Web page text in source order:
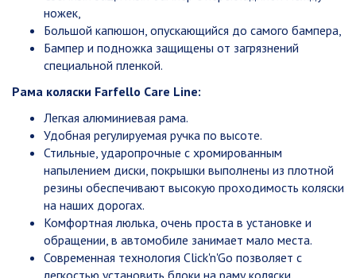
ножек,
Большой капюшон, опускающийся до самого бампера,
Бампер и подножка защищены от загрязнений
специальной пленкой.
Рама коляски Farfello Care Line:
Легкая алюминиевая рама.
Удобная регулируемая ручка по высоте.
Стильные, ударопрочные с хромированным
напылением диски, покрышки выполнены из плотной
резины обеспечивают высокую проходимость коляски
на наших дорогах.
Комфортная люлька, очень проста в установке и
обращении, в автомобиле занимает мало места.
Современная технология Click'n'Go позволяет с
легкостью установить блоки на раму коляски.